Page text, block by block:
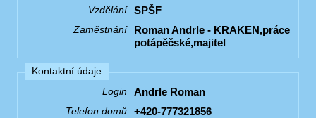
Vzdělání
SPŠF
Zaměstnání
Roman Andrle - KRAKEN,práce
potápěčské,majitel
Kontaktní údaje
Login
Andrle Roman
Telefon domů +420-777321856